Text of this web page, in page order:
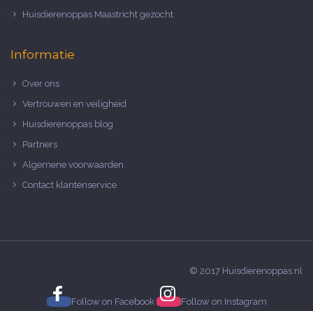
Huisdierenoppas Maastricht gezocht
Informatie
Over ons
Vertrouwen en veiligheid
Huisdierenoppas blog
Partners
Algemene voorwaarden
Contact klantenservice
© 2017 Huisdierenoppas.nl
Follow on Facebook Follow on Instagram